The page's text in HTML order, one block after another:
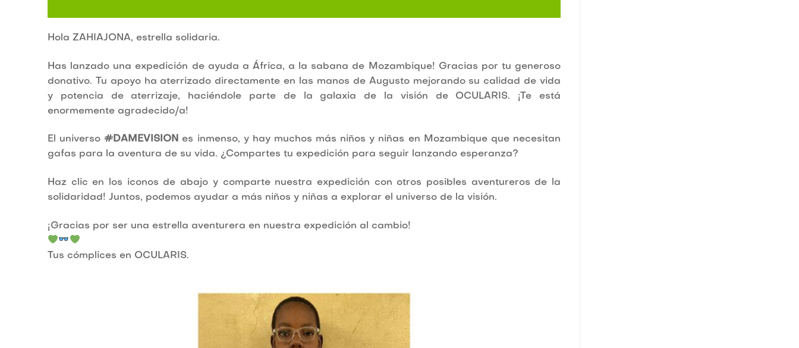
Hola ZAHIAJONA, estrella solidaria.
Has lanzado una expedición de ayuda a África, a la sabana de Mozambique! Gracias por tu generoso
donativo. Tu apoyo ha aterrizado directamente en las manos de Augusto mejorando su calidad de vida
y potencia de aterrizaje, haciéndole parte de la galaxia de la visión de OCULARIS. ¡Te está
enormemente agradecido/a!
El universo#DAMEVISION es inmenso, y hay muchos más niños y niñas en Mozambique que necesitan
gafas para la aventura de su vida. ¿Compartes tu expedición para seguir lanzando esperanza?
Haz clic en los iconos de abajo y comparte nuestra expedición con otros posibles aventureros de la
solidaridad! Juntos, podemos ayudar a más niños y niñas a explorar el universo de la visión.
¡Gracias por ser una estrella aventurera en nuestra expedición al cambio!
Tus cómplices en OCULARIS.